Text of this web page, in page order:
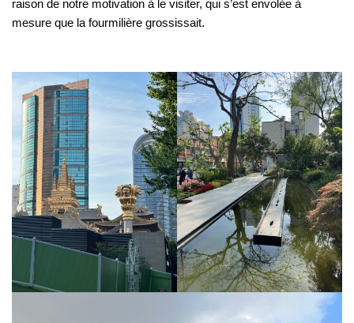
raison de notre motivation à le visiter, qui s’est envolée à
mesure que la fourmilière grossissait.